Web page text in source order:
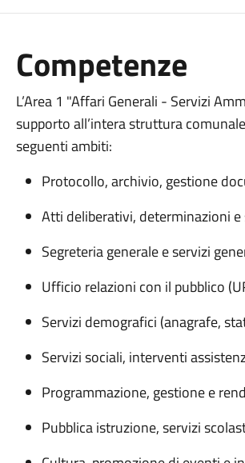
Competenze
L’Area 1 "Affari Generali - Servizi
supporto all’intera struttura
seguenti ambiti:
Protocollo, archivio, gestione
Atti deliberativi, determinazioni
Segreteria generale e servizi
Ufficio relazioni con il pubblico
Servizi demografici (anagrafe,
Servizi sociali, interventi
Programmazione, gestione e
Pubblica istruzione, servizi